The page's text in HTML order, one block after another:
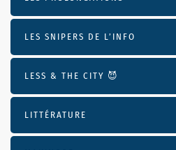
LES SNIPERS DE L’INFO
LESS & THE CITY 😈
LITTÉRATURE